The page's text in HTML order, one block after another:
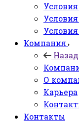
Компания
Назад
О
Карьера
Контакты